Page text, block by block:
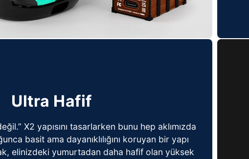
Ultra Hafif
X2 yapısını tasarlarken bunu hep aklımızda
basit ama dayanıklılığını koruyan bir yapı
elinizdeki yumurtadan daha hafif olan yüksek